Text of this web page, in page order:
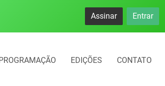
começará em 10 dias em Frederico
Assinar Entrar
PROGRAMAÇÃO EDIÇÕES CONTATO